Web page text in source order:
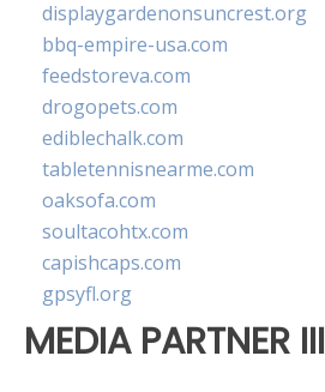
displaygardenonsuncrest.org
bbq-empire-usa.com
feedstoreva.com
drogopets.com
ediblechalk.com
tabletennisnearme.com
oaksofa.com
soultacohtx.com
capishcaps.com
gpsyfl.org
MEDIA PARTNER III